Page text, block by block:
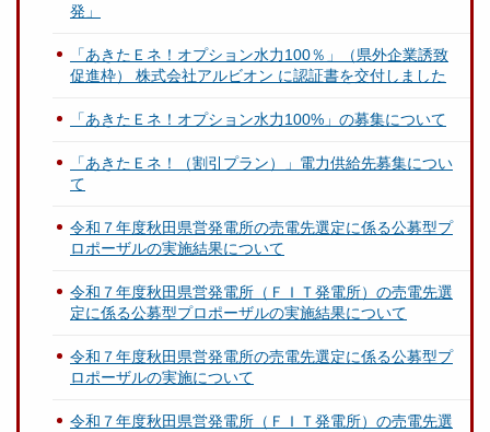
発」
「あきたＥネ！オプション水力100％」（県外企業誘致
促進枠） 株式会社アルビオン に認証書を交付しました
「あきたＥネ！オプション水力100%」の募集について
「あきたＥネ！（割引プラン）」電力供給先募集につい
て
令和７年度秋田県営発電所の売電先選定に係る公募型プ
ロポーザルの実施結果について
令和７年度秋田県営発電所（ＦＩＴ発電所）の売電先選
定に係る公募型プロポーザルの実施結果について
令和７年度秋田県営発電所の売電先選定に係る公募型プ
ロポーザルの実施について
令和７年度秋田県営発電所（ＦＩＴ発電所）の売電先選